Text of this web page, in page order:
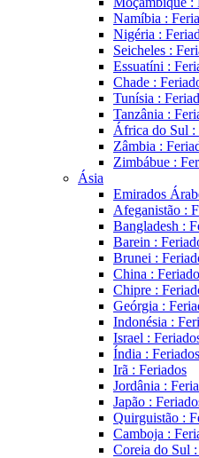
Namíbia :
Nigéria :
Seicheles :
Essuatíni :
Chade :
Tunísia :
Tanzânia :
África do Sul :
Zâmbia :
Zimbábue :
Ásia
Emirados
Afeganistão :
Bangladesh :
Barein :
Brunei :
China :
Chipre :
Geórgia :
Indonésia :
Israel :
Índia : Feriados
Irã : Feriados
Jordânia :
Japão :
Quirguistão :
Camboja :
Coreia do Sul